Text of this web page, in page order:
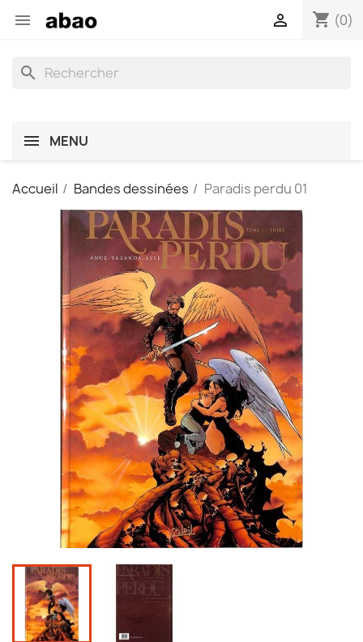
 shopping_cart (0)

search
MENU
Accueil Bandes dessinées Paradis perdu 01